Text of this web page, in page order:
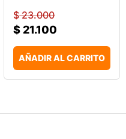
$23.000
$21.100
AÑADIR AL CARRITO